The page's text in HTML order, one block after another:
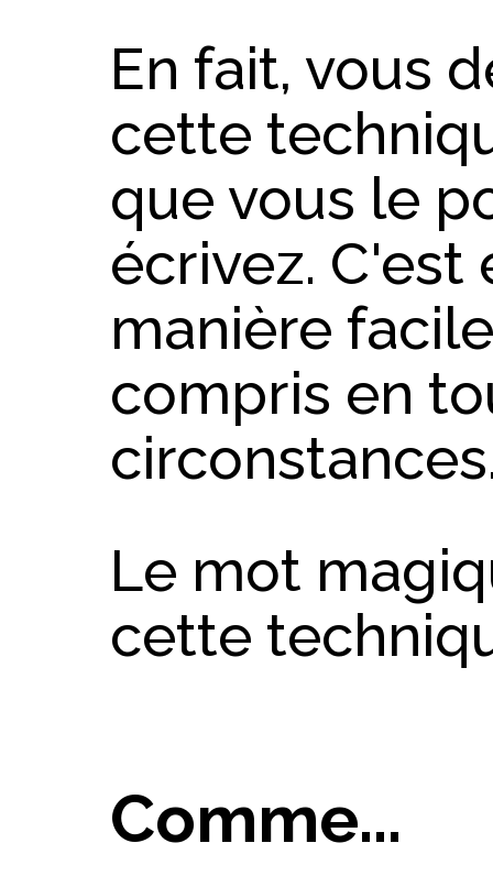
En fait, vous
cette
que vous le
écrivez. C'est
manière
compris en
Le mot
cette
Comme...